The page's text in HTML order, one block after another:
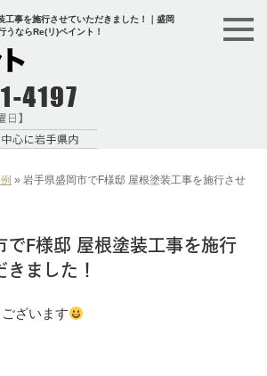
工事を施行させていただきました！｜盛岡
うならRe(リ)ペイント！
» 岩手県盛岡市でF様邸 屋根塗装工事を施行させ
でF様邸 屋根塗装工事を施行
きました！
ざいます